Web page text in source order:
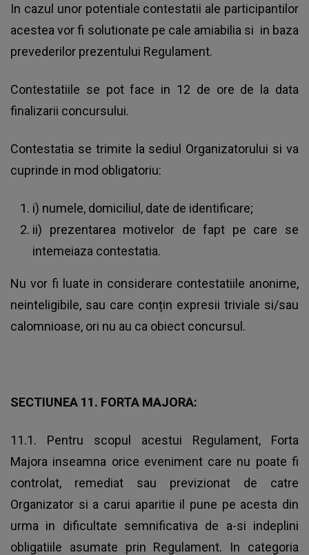
In cazul unor potentiale contestatii ale participantilor
acestea vor fi solutionate pe cale amiabilia si in baza
prevederilor prezentului Regulament.
Contestatiile se pot face in 12 de ore de la data
finalizarii concursului.
Contestatia se trimite la sediul Organizatorului si va
cuprinde in mod obligatoriu:
i) numele, domiciliul, date de identificare;
ii) prezentarea motivelor de fapt pe care se
intemeiaza contestatia.
Nu vor fi luate in considerare contestatiile anonime,
neinteligibile, sau care conțin expresii triviale si/sau
calomnioase, ori nu au ca obiect concursul.
SECTIUNEA 11. FORTA MAJORA:
11.1. Pentru scopul acestui Regulament, Forta
Majora inseamna orice eveniment care nu poate fi
controlat, remediat sau previzionat de catre
Organizator si a carui aparitie il pune pe acesta din
urma in dificultate semnificativa de a-si indeplini
obligatiile asumate prin Regulament. In categoria